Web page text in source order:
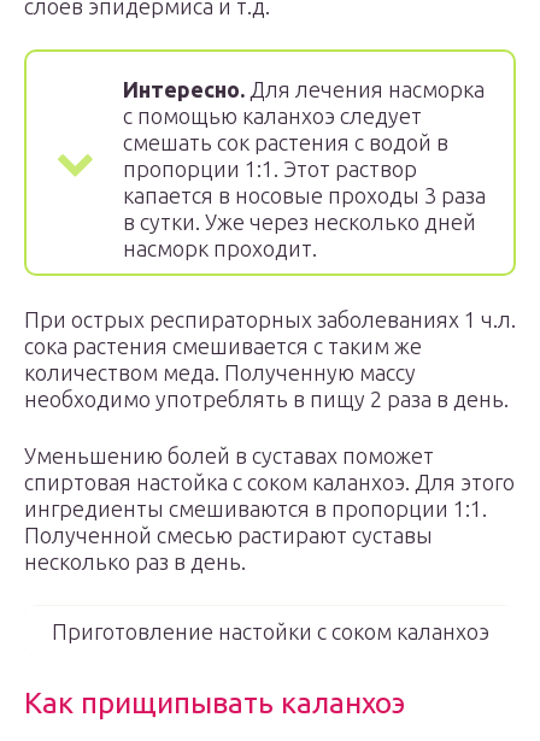
слоев эпидермиса и т.д.
Интересно. Для лечения насморка
с помощью каланхоэ следует
смешать сок растения с водой в
пропорции 1:1. Этот раствор
капается в носовые проходы 3 раза
в сутки. Уже через несколько дней
насморк проходит.
При острых респираторных заболеваниях 1 ч.л.
сока растения смешивается с таким же
количеством меда. Полученную массу
необходимо употреблять в пищу 2 раза в день.
Уменьшению болей в суставах поможет
спиртовая настойка с соком каланхоэ. Для этого
ингредиенты смешиваются в пропорции 1:1.
Полученной смесью растирают суставы
несколько раз в день.
Приготовление настойки с соком каланхоэ
Как прищипывать каланхоэ